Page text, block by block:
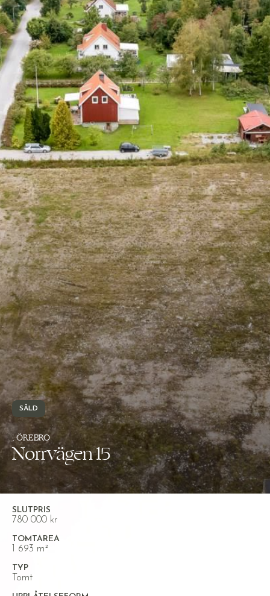
SÅLD
, ÖREBRO
Norrvägen 15
SLUTPRIS
780 000 kr
TOMTAREA
1 693 m²
TYP
Tomt